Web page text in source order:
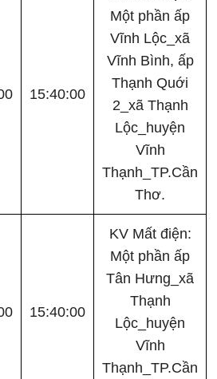
15:40:00
Một phần ấp
Vĩnh Lộc_xã
Vĩnh Bình, ấp
Thạnh Quới
2_xã Thạnh
Lộc_huyện
Vĩnh
Thạnh_TP.Cần
Thơ.
15:40:00
KV Mất điện:
Một phần ấp
Tân Hưng_xã
Thạnh
Lộc_huyện
Vĩnh
Thạnh_TP.Cần